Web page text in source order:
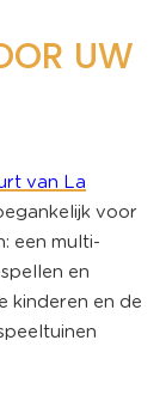
UW
van La
voor
een multi-
en
kinderen en de